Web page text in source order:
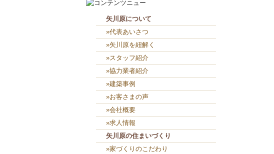
矢川原について
»代表あいさつ
»矢川原を紐解く
»スタッフ紹介
»協力業者紹介
»建築事例
»お客さまの声
»会社概要
»求人情報
矢川原の住まいづくり
»家づくりのこだわり